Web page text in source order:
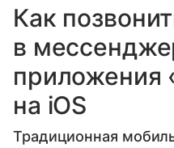
Как
в
приложения
на iOS
Традиционная